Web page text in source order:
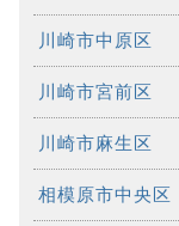
川崎市中原区
川崎市宮前区
川崎市麻生区
相模原市中央区